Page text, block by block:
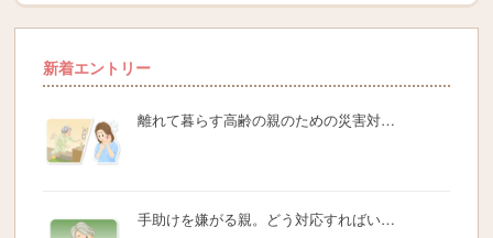
新着エントリー
離れて暮らす高齢の親のための災害対…
手助けを嫌がる親。どう対応すればい…